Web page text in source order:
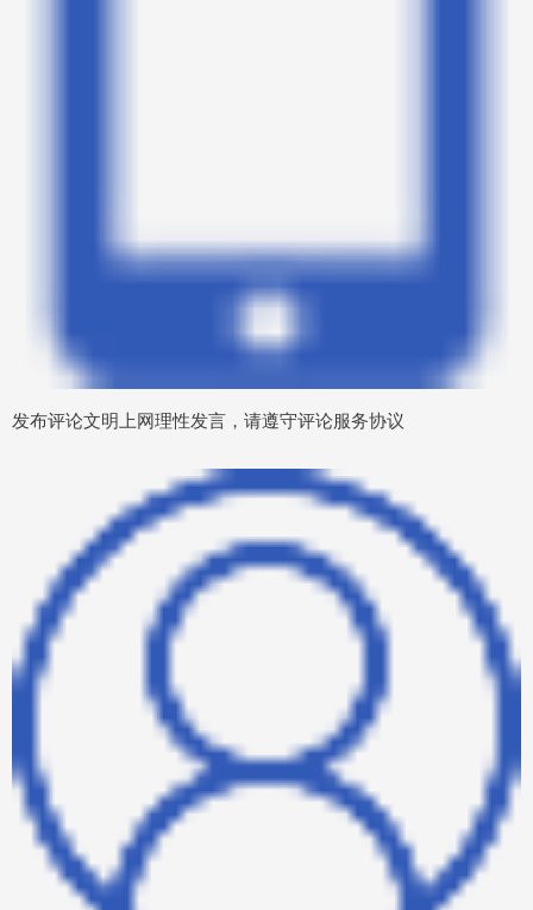
发布评论文明上网理性发言，请遵守评论服务协议